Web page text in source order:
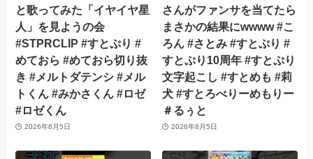
と歌ってみた「イヤイヤ星
人」を見ようの会
#STPRCLIP #すとぷり #
めておら #めておら切り抜
き #メルトダテンシ #メル
トくん #みかさくん #ロゼ
#ロゼくん
2026年8月5日
さんがファンサを当てたら
まさかの結果にwwww #こ
ろん #さとみ #すとぷり #
すとぷり10周年 #すとぷり
文字起こし #すとめも #莉
犬 #すとろべりーめもりー
＃るぅと
2026年8月5日